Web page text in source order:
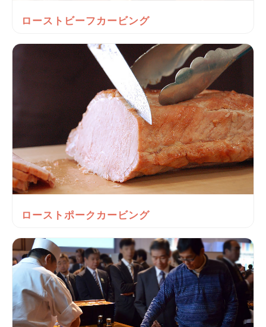
ローストビーフカービング
ローストポークカービング